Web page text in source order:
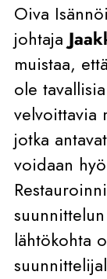
Oiva
johtaja
muistaa,
ole
velvoittavia
jotka
voidaan
lähtökohta